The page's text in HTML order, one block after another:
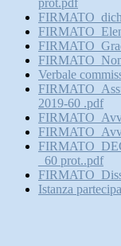
prot.pdf
Verbale
2019-60 .pdf
_60 prot..pdf
Istanza